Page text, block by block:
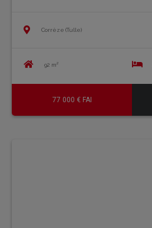
Corrèze (Tulle)
92 m²
77 000 € FAI